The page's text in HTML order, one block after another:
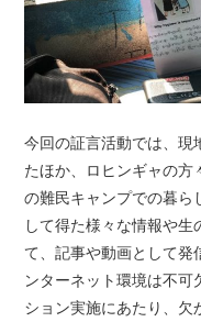
今回の証言活動では、現
たほか、ロヒンギャの方
の難民キャンプでの暮ら
して得た様々な情報や生
て、記事や動画として発
ンターネット環境は不可
ション実施にあたり、欠